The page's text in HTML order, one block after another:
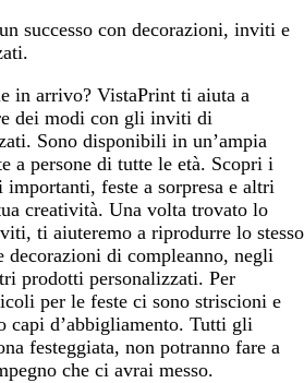
successo con decorazioni, inviti e
in arrivo? VistaPrint ti aiuta a
dei modi con gli inviti di
Sono disponibili in un’ampia
a persone di tutte le età. Scopri i
feste a sorpresa e altri
creatività. Una volta trovato lo
ti aiuteremo a riprodurre lo stesso
decorazioni di compleanno, negli
prodotti personalizzati. Per
per le feste ci sono striscioni e
capi d’abbigliamento. Tutti gli
festeggiata, non potranno fare a
che ci avrai messo.